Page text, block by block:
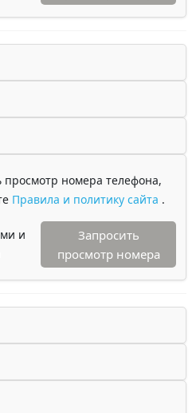
номера телефона,
Правила и политику сайта .
и
Запросить
просмотр номера